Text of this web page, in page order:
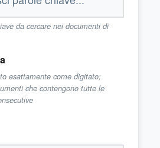
da cercare nei documenti di
esattamente come digitato;
che contengono tutte le